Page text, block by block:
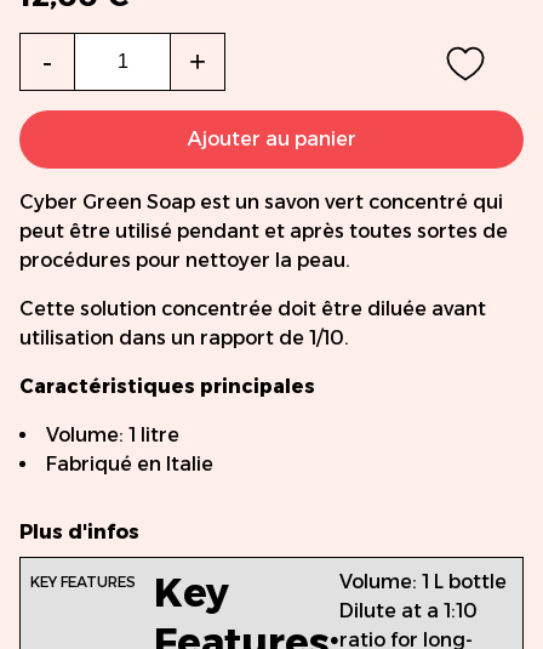
- +
Ajouter au panier
Cyber Green Soap est un savon vert concentré qui
peut être utilisé pendant et après toutes sortes de
procédures pour nettoyer la peau.
Cette solution concentrée doit être diluée avant
utilisation dans un rapport de 1/10.
Caractéristiques principales
Volume: 1 litre
Fabriqué en Italie
Plus d'infos
Key
Volume: 1 L bottle
Dilute at a 1:10
ratio for long-